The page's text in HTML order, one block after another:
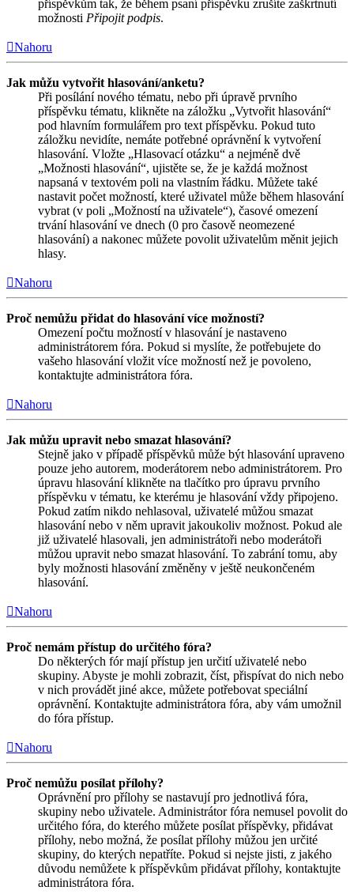
příspěvkům tak, že během psaní příspěvku zrušíte zaškrtnutí
možnosti Připojit podpis.
Nahoru
Jak můžu vytvořit hlasování/anketu?
Při posílání nového tématu, nebo při úpravě prvního
příspěvku tématu, klikněte na záložku „Vytvořit hlasování“
pod hlavním formulářem pro text příspěvku. Pokud tuto
záložku nevidíte, nemáte potřebné oprávnění k vytvoření
hlasování. Vložte „Hlasovací otázku“ a nejméně dvě
„Možnosti hlasování“, ujistěte se, že je každá možnost
napsaná v textovém poli na vlastním řádku. Můžete také
nastavit počet možností, které uživatel může během hlasování
vybrat (v poli „Možností na uživatele“), časové omezení
trvání hlasování ve dnech (0 pro časově neomezené
hlasování) a nakonec můžete povolit uživatelům měnit jejich
hlasy.
Nahoru
Proč nemůžu přidat do hlasování více možností?
Omezení počtu možností v hlasování je nastaveno
administrátorem fóra. Pokud si myslíte, že potřebujete do
vašeho hlasování vložit více možností než je povoleno,
kontaktujte administrátora fóra.
Nahoru
Jak můžu upravit nebo smazat hlasování?
Stejně jako v případě příspěvků může být hlasování upraveno
pouze jeho autorem, moderátorem nebo administrátorem. Pro
úpravu hlasování klikněte na tlačítko pro úpravu prvního
příspěvku v tématu, ke kterému je hlasování vždy připojeno.
Pokud zatím nikdo nehlasoval, uživatelé můžou smazat
hlasování nebo v něm upravit jakoukoliv možnost. Pokud ale
již uživatelé hlasovali, jen administrátoři nebo moderátoři
můžou upravit nebo smazat hlasování. To zabrání tomu, aby
byly možnosti hlasování změněny v ještě neukončeném
hlasování.
Nahoru
Proč nemám přístup do určitého fóra?
Do některých fór mají přístup jen určití uživatelé nebo
skupiny. Abyste je mohli zobrazit, číst, přispívat do nich nebo
v nich provádět jiné akce, můžete potřebovat speciální
oprávnění. Kontaktujte administrátora fóra, aby vám umožnil
do fóra přístup.
Nahoru
Proč nemůžu posílat přílohy?
Oprávnění pro přílohy se nastavují pro jednotlivá fóra,
skupiny nebo uživatele. Administrátor fóra nemusel povolit do
určitého fóra, do kterého můžete posílat příspěvky, přidávat
přílohy, nebo možná, že posílat přílohy můžou jen určité
skupiny, do kterých nepatříte. Pokud si nejste jisti, z jakého
důvodu nemůžete k příspěvkům přidávat přílohy, kontaktujte
administrátora fóra.